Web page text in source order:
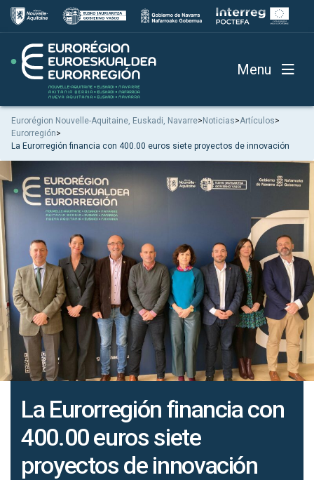
Menu
Eurorégion Nouvelle-Aquitaine, Euskadi, Navarre> Noticias>Artículos>
Eurorregión>
La Eurorregión financia con 400.00 euros siete proyectos de innovación
La Eurorregión financia con
400.00 euros siete
proyectos de innovación